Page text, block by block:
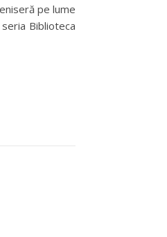
pe lume
Biblioteca